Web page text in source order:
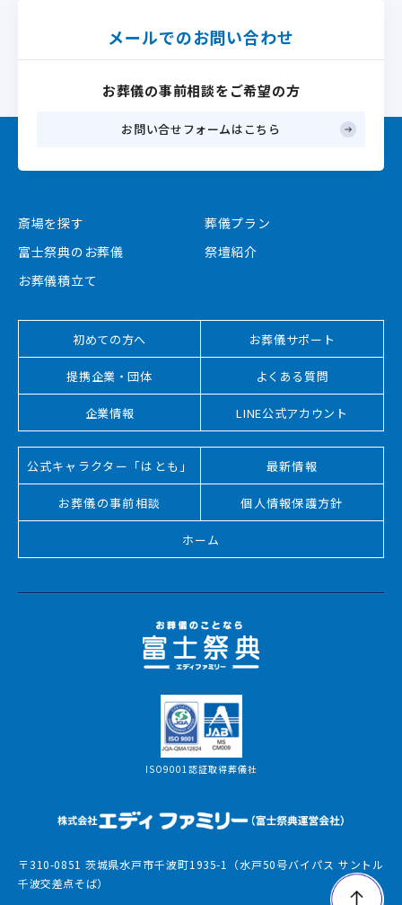
メールでのお問い合わせ
お葬儀の事前相談をご希望の方
お問い合せフォームはこちら
斎場を探す
葬儀プラン
富士祭典のお葬儀
祭壇紹介
お葬儀積立て
初めての方へ お葬儀サポート
提携企業・団体 よくある質問
企業情報 LINE公式アカウント
公式キャラクター「はとも」 最新情報
お葬儀の事前相談 個人情報保護方針
ホーム
ISO9001認証取得葬儀社
〒310-0851 茨城県水戸市千波町1935-1（水戸50号バイパス サントル
千波交差点そば）